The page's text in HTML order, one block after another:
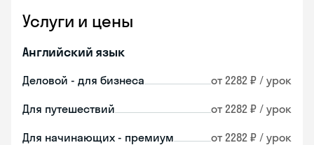
Услуги и цены
Английский язык
Деловой - для бизнеса от 2282 ₽ / урок
Для путешествий от 2282 ₽ / урок
Для начинающих - премиум от 2282 ₽ / урок